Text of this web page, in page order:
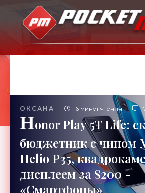
ОКСАНА 6 минут чтения
Honor Play 5T Life:
бюджетник с чипом
Helio P35,
дисплеем за $200 -
«Смартфоны»